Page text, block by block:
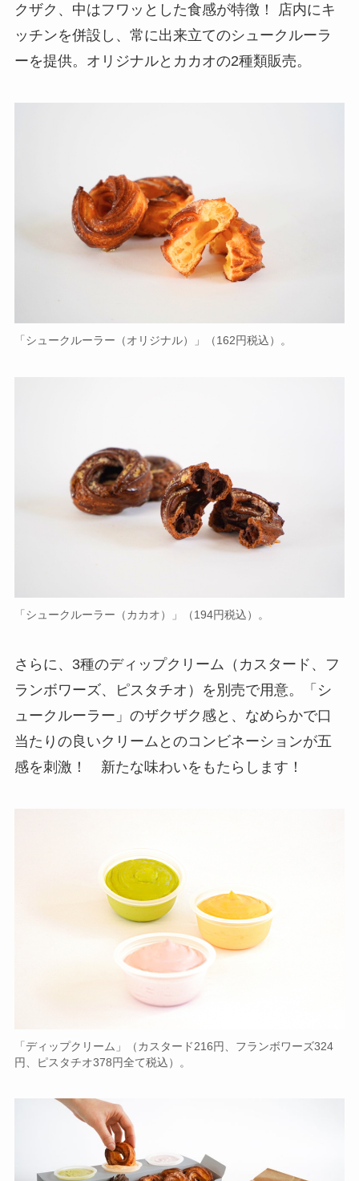
クザク、中はフワッとした食感が特徴！ 店内にキ
ッチンを併設し、常に出来立てのシュークルーラ
ーを提供。オリジナルとカカオの2種類販売。
「シュークルーラー（オリジナル）」（162円税込）。
「シュークルーラー（カカオ）」（194円税込）。
さらに、3種のディップクリーム（カスタード、フ
ランボワーズ、ピスタチオ）を別売で用意。「シ
ュークルーラー」のザクザク感と、なめらかで口
当たりの良いクリームとのコンビネーションが五
感を刺激！ 新たな味わいをもたらします！
「ディップクリーム」（カスタード216円、フランボワーズ324
円、ピスタチオ378円全て税込）。